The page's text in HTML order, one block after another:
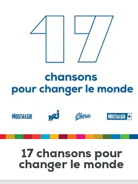
17 chansons pour
changer le monde